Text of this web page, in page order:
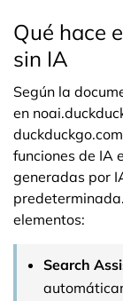
Qué hace
sin IA
Según la
en
funciones de IA
generadas por
elementos:
Search